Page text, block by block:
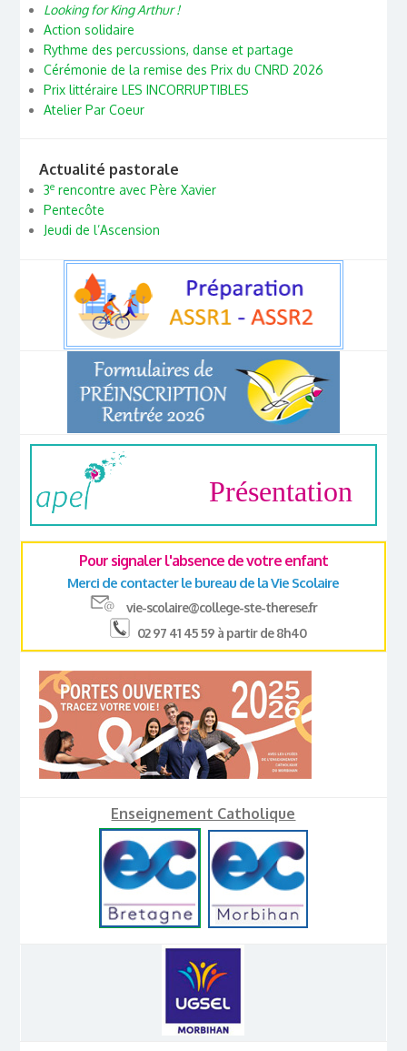
Looking for King Arthur !
Action solidaire
Rythme des percussions, danse et partage
Cérémonie de la remise des Prix du CNRD 2026
Prix littéraire LES INCORRUPTIBLES
Atelier Par Coeur
Actualité pastorale
3erencontre avec Père Xavier
Pentecôte
Jeudi de l’Ascension
Présentation
Pour signaler l'absence de votre enfant
Merci de contacter le bureau de la Vie Scolaire
vie-scolaire@college-ste-therese.fr
02 97 41 45 59 à partir de 8h40
Enseignement Catholique